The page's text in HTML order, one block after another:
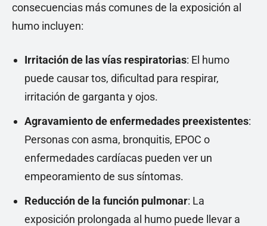
consecuencias más comunes de la exposición al
humo incluyen:
Irritación de las vías respiratorias: El humo
puede causar tos, dificultad para respirar,
irritación de garganta y ojos.
Agravamiento de enfermedades preexistentes:
Personas con asma, bronquitis, EPOC o
enfermedades cardíacas pueden ver un
empeoramiento de sus síntomas.
Reducción de la función pulmonar: La
exposición prolongada al humo puede llevar a